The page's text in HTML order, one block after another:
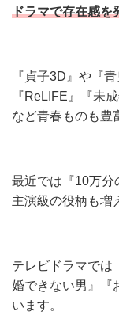
ドラマで存在感を
『貞子3D』や『
『ReLIFE』『未
など青春ものも豊
最近では『10万分
主演級の役柄も増
テレビドラマでは
婚できない男』『
います。